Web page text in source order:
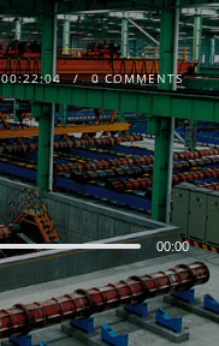
00:22:04 0 COMMENTS
00:00